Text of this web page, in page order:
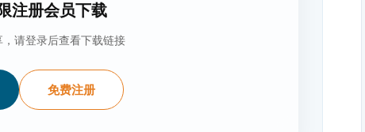
注册会员下载
请登录后查看下载链接
免费注册